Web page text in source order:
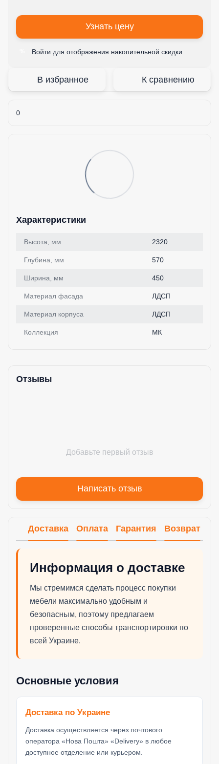
Узнать цену
Войти для отображения накопительной скидки
В избранное К сравнению
0
Характеристики
Высота, мм 2320
Глубина, мм 570
Ширина, мм 450
Материал фасада ЛДСП
Материал корпуса ЛДСП
Коллекция МК
Отзывы
Добавьте первый отзыв
Написать отзыв
Доставка Оплата Гарантия Возврат
Информация о доставке
Мы стремимся сделать процесс покупки
мебели максимально удобным и
безопасным, поэтому предлагаем
проверенные способы транспортировки по
всей Украине.
Основные условия
Доставка по Украине
Доставка осуществляется через почтового
оператора «Нова Пошта» «Delivery» в любое
доступное отделение или курьером.